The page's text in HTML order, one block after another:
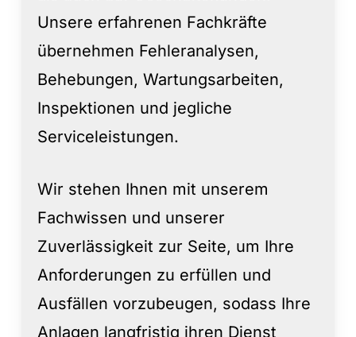
Unsere erfahrenen Fachkräfte
übernehmen Fehleranalysen,
Behebungen, Wartungsarbeiten,
Inspektionen und jegliche
Serviceleistungen.
Wir stehen Ihnen mit unserem
Fachwissen und unserer
Zuverlässigkeit zur Seite, um Ihre
Anforderungen zu erfüllen und
Ausfällen vorzubeugen, sodass Ihre
Anlagen langfristig ihren Dienst